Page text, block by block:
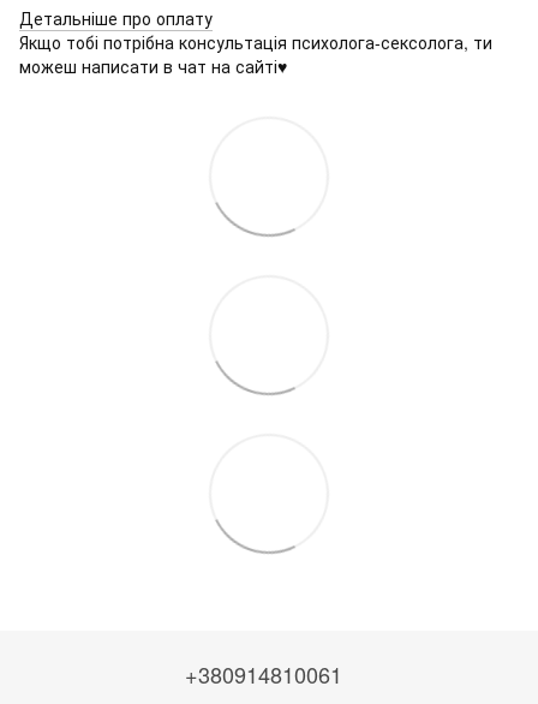
Детальніше про оплату
Якщо тобі потрібна консультація психолога-сексолога, ти
можеш написати в чат на сайті♥
+380914810061